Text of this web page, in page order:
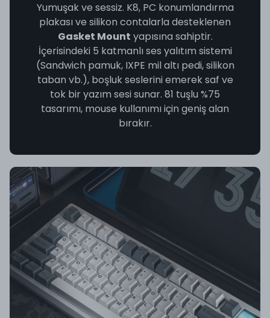
Yumuşak ve sessiz. K8, PC konumlandırma
plakası ve silikon contalarla desteklenen
Gasket Mount yapısına sahiptir.
İçerisindeki 5 katmanlı ses yalıtım sistemi
(Sandwich pamuk, IXPE mil altı pedi, silikon
taban vb.), boşluk seslerini emerek saf ve
tok bir yazım sesi sunar. 81 tuşlu %75
tasarımı, mouse kullanımı için geniş alan
bırakır.